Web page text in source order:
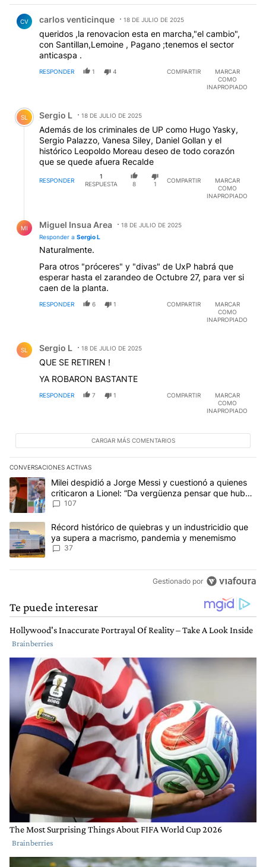
CV carlos venticinque 18 DE JULIO DE 2025
queridos ,la renovacion esta en marcha,"el cambio",
con Santillan,Lemoine , Pagano ;tenemos el sector
anticaspa .
RESPONDER 1 4 COMPARTIR
MARCAR
COMO
INAPROPIADO
Comentario de Sergio L.
SL Sergio L 18 DE JULIO DE 2025
Además de los criminales de UP como Hugo Yasky,
Sergio Palazzo, Vanesa Siley, Daniel Gollan y el
histórico Leopoldo Moreau deseo de todo corazón
que se quede afuera Recalde
RESPONDER
1
RESPUESTA
8 1
COMPARTIR
MARCAR
COMO
INAPROPIADO
MI Miguel Insua Area
18 DE JULIO DE 2025
Responder a Sergio L
Naturalmente.
Para otros "próceres" y "divas" de UxP habrá que
esperar hasta el zarandeo de Octubre 27, para ver si
caen de la planta.
RESPONDER 6 1 COMPARTIR
MARCAR
COMO
INAPROPIADO
SL Sergio L 18 DE JULIO DE 2025
QUE SE RETIREN !
YA ROBARON BASTANTE
RESPONDER 7 1 COMPARTIR
MARCAR
COMO
INAPROPIADO
CARGAR MÁS COMENTARIOS
CONVERSACIONES ACTIVAS
Este listado muestra los artículos con más comentarios en los
Un artículo de tendencia con el título "Milei despidió a Jorge
Milei despidió a Jorge Messi y cuestionó a quienes
criticaron a Lionel: “Da vergüenza pensar que hubo
anti-Messi”
107
Un artículo de tendencia con el título "Récord histórico de
Récord histórico de quiebras y un industricidio que
ya supera a macrismo, pandemia y menemismo
37
Gestionado por